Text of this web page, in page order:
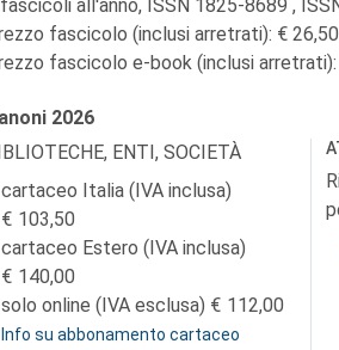
all'anno, ISSN 1825-8689 ,
fascicolo (inclusi arretrati): € 26,50
fascicolo e-book (inclusi arretrati):
2026
ENTI, SOCIETÀ
cartaceo Italia (IVA inclusa)
103,50
cartaceo Estero (IVA inclusa)
140,00
solo online (IVA esclusa)
112,00
Info su abbonamento cartaceo